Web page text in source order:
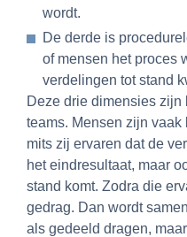
wordt.
De derde is
of mensen het proces
verdelingen tot stand
Deze drie dimensies
teams. Mensen zijn
mits zij ervaren dat de
het eindresultaat, maar
stand komt. Zodra die
gedrag. Dan wordt
als gedeeld dragen,